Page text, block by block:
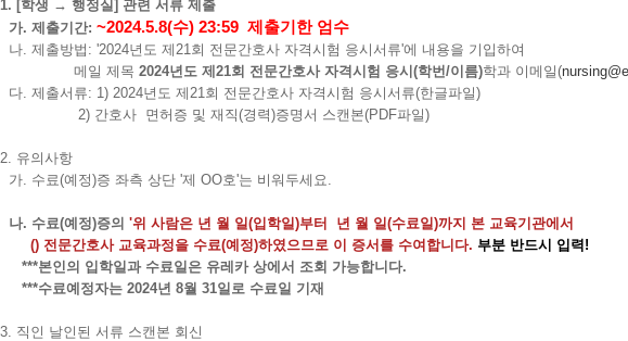
1. [학생 → 행정실] 관련 서류 제출
가. 제출기간: ~2024.5.8(수) 23:59 제출기한 엄수
나. 제출방법: '2024년도 제21회 전문간호사 자격시험 응시서류'에 내용을 기입하여
메일 제목 2024년도 제21회 전문간호사 자격시험 응시(학번/이름)학과 이메일(
다. 제출서류: 1) 2024년도 제21회 전문간호사 자격시험 응시서류(한글파일)
2) 간호사 면허증 및 재직(경력)증명서 스캔본(PDF파일)
2. 유의사항
가. 수료(예정)증 좌측 상단 '제 OO호'는 비워두세요.
나. 수료(예정)증의 '위 사람은 년 월 일(입학일)부터 년 월 일(수료일)까지 본 교육기관에서
() 전문간호사 교육과정을 수료(예정)하였으므로 이 증서를 수여합니다. 부분 반드시 입력!
***본인의 입학일과 수료일은 유레카 상에서 조회 가능합니다.
***수료예정자는 2024년 8월 31일로 수료일 기재
3. 직인 날인된 서류 스캔본 회신